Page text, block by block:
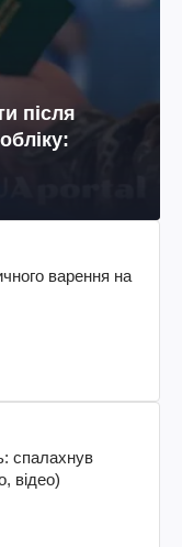
після
варення на
спалахнув
відео)